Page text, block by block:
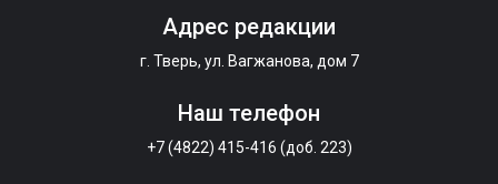
Адрес редакции
г. Тверь, ул. Вагжанова, дом 7
Наш телефон
+7 (4822) 415-416 (доб. 223)